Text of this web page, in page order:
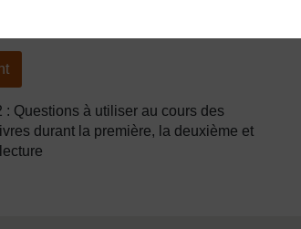
: Questions à utiliser au cours des
durant la première, la deuxième et